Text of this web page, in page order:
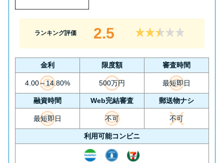
ランキング評価 2.5
金利 限度額 審査時間
4.00～14.80% 500万円 最短即日
融資時間 Web完結審査 郵送物ナシ
最短即日 不可 不可
利用可能コンビニ